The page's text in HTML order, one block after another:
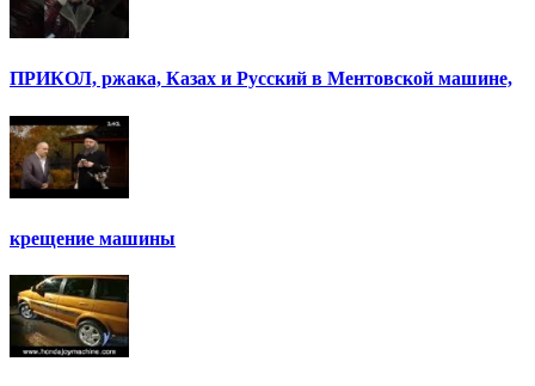
ПРИКОЛ, ржака, Казах и Русский в Ментовской машине,
крещение машины